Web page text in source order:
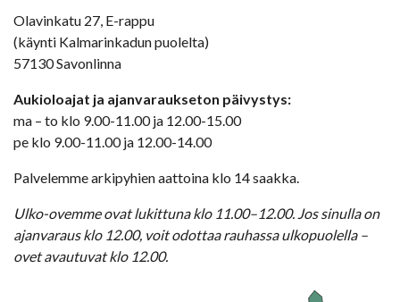
Olavinkatu 27, E-rappu
(käynti Kalmarinkadun puolelta)
57130 Savonlinna
Aukioloajat ja ajanvaraukseton päivystys:
ma – to klo 9.00-11.00 ja 12.00-15.00
pe klo 9.00-11.00 ja 12.00-14.00
Palvelemme arkipyhien aattoina klo 14 saakka.
Ulko-ovemme ovat lukittuna klo 11.00–12.00. Jos sinulla on
ajanvaraus klo 12.00, voit odottaa rauhassa ulkopuolella –
ovet avautuvat klo 12.00.